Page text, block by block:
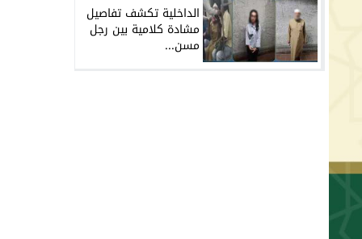
الداخلية تكشف تفاصيل
مشادة كلامية بين رجل
مسن...